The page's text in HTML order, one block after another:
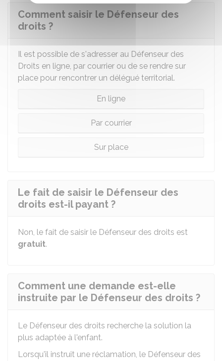
Comment saisir le Défenseur des
droits ?
Il est possible de s'adresser au Défenseur des
Droits en ligne, par courrier ou de se rendre sur
place pour rencontrer un délégué territorial.
En ligne
Par courrier
Sur place
Le fait de saisir le Défenseur des
droits est-il payant ?
Non, le fait de saisir le Défenseur des droits est
gratuit.
Comment une demande est-elle
instruite par le Défenseur des droits ?
Le Défenseur des droits recherche la solution la
plus adaptée à l'enfant.
Lorsqu'il instruit une réclamation, le Défenseur des